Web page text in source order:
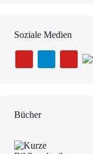
Soziale Medien
Bücher